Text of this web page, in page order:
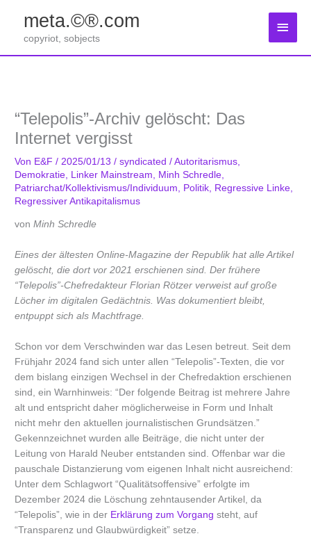
springen
meta.©®.com
copyriot, sobjects
“Telepolis”-Archiv gelöscht: Das
Internet vergisst
Von E&F/ 2025/01/13/syndicated /Autoritarismus
Demokratie Linker Mainstream Minh Schredle
Patriarchat/Kollektivismus/Individuum
Politik Regressive Linke
Regressiver Antikapitalismus
vonMinh Schredle
Eines der ältesten Online-Magazine der Republik hat alle Artikel
gelöscht, die dort vor 2021 erschienen sind. Der frühere
“Telepolis”-Chefredakteur Florian Rötzer verweist auf große
Löcher im digitalen Gedächtnis. Was dokumentiert bleibt,
entpuppt sich als Machtfrage.
Schon vor dem Verschwinden war das Lesen betreut. Seit dem
Frühjahr 2024 fand sich unter allen “Telepolis”-Texten, die vor
dem bislang einzigen Wechsel in der Chefredaktion erschienen
sind, ein Warnhinweis: “Der folgende Beitrag ist mehrere Jahre
alt und entspricht daher möglicherweise in Form und Inhalt
nicht mehr den aktuellen journalistischen Grundsätzen.”
Gekennzeichnet wurden alle Beiträge, die nicht unter der
Leitung von Harald Neuber entstanden sind. Offenbar war die
pauschale Distanzierung vom eigenen Inhalt nicht ausreichend:
Unter dem Schlagwort “Qualitätsoffensive” erfolgte im
Dezember 2024 die Löschung zehntausender Artikel, da
“Telepolis”, wie in der Erklärung zum Vorgang steht, auf
“Transparenz und Glaubwürdigkeit” setze.